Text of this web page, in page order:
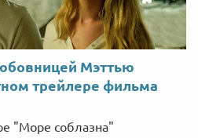
Мэттью
трейлере фильма
"Море соблазна"